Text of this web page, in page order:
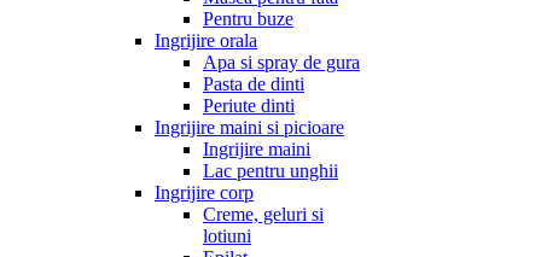
Pentru buze
Ingrijire orala
Apa si spray de gura
Pasta de dinti
Periute dinti
Ingrijire maini si picioare
Ingrijire maini
Lac pentru unghii
Ingrijire corp
Creme, geluri si
lotiuni